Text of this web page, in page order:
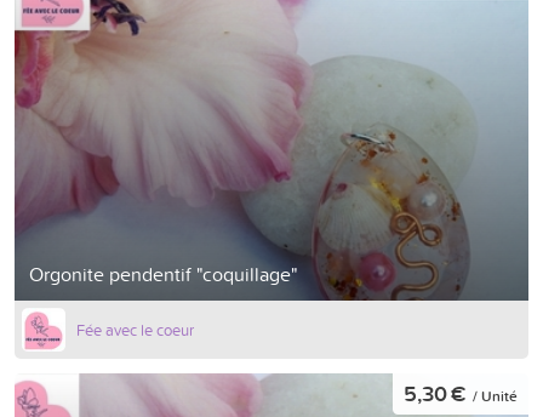
Orgonite pendentif "coquillage"
Fée avec le coeur
5,30 € / Unité